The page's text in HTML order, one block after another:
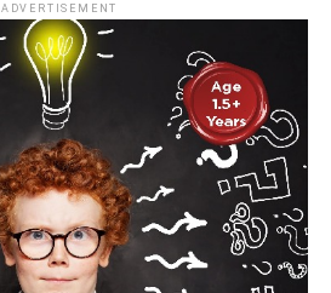
ADVERTISEMENT